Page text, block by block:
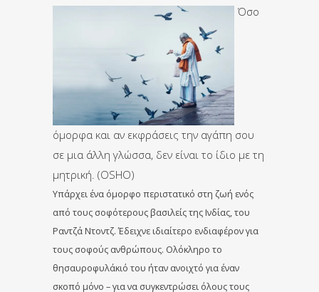
Όσο
όμορφα και αν εκφράσεις την αγάπη σου
σε μια άλλη γλώσσα, δεν είναι το ίδιο με τη
μητρική. (OSHO)
Υπάρχει ένα όμορφο περιστατικό στη ζωή ενός
από τους σοφότερους βασιλείς της Ινδίας, του
Ραντζά Ντοντζ. Έδειχνε ιδιαίτερο ενδιαφέρον για
τους σοφούς ανθρώπους. Ολόκληρο το
θησαυροφυλάκιό του ήταν ανοιχτό για έναν
σκοπό μόνο – για να συγκεντρώσει όλους τους